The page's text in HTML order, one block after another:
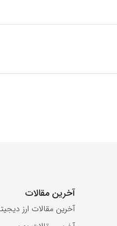
آخرین مقالات
آخرین مقالات ارز